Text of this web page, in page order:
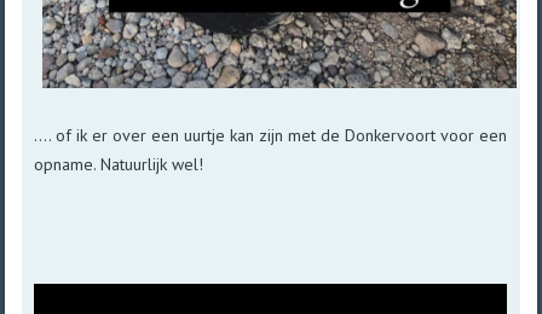
.... of ik er over een uurtje kan zijn met de Donkervoort voor een
opname. Natuurlijk wel!